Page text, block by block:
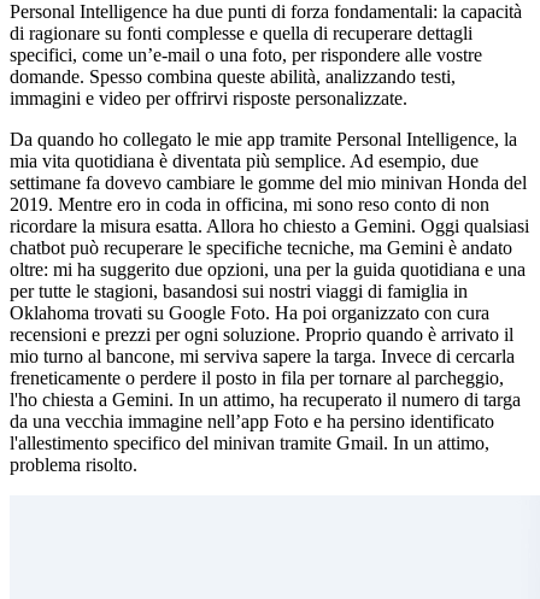
Personal Intelligence ha due punti di forza fondamentali: la capacità
di ragionare su fonti complesse e quella di recuperare dettagli
specifici, come un’e-mail o una foto, per rispondere alle vostre
domande. Spesso combina queste abilità, analizzando testi,
immagini e video per offrirvi risposte personalizzate.
Da quando ho collegato le mie app tramite Personal Intelligence, la
mia vita quotidiana è diventata più semplice. Ad esempio, due
settimane fa dovevo cambiare le gomme del mio minivan Honda del
2019. Mentre ero in coda in officina, mi sono reso conto di non
ricordare la misura esatta. Allora ho chiesto a Gemini. Oggi qualsiasi
chatbot può recuperare le specifiche tecniche, ma Gemini è andato
oltre: mi ha suggerito due opzioni, una per la guida quotidiana e una
per tutte le stagioni, basandosi sui nostri viaggi di famiglia in
Oklahoma trovati su Google Foto. Ha poi organizzato con cura
recensioni e prezzi per ogni soluzione. Proprio quando è arrivato il
mio turno al bancone, mi serviva sapere la targa. Invece di cercarla
freneticamente o perdere il posto in fila per tornare al parcheggio,
l'ho chiesta a Gemini. In un attimo, ha recuperato il numero di targa
da una vecchia immagine nell’app Foto e ha persino identificato
l'allestimento specifico del minivan tramite Gmail. In un attimo,
problema risolto.